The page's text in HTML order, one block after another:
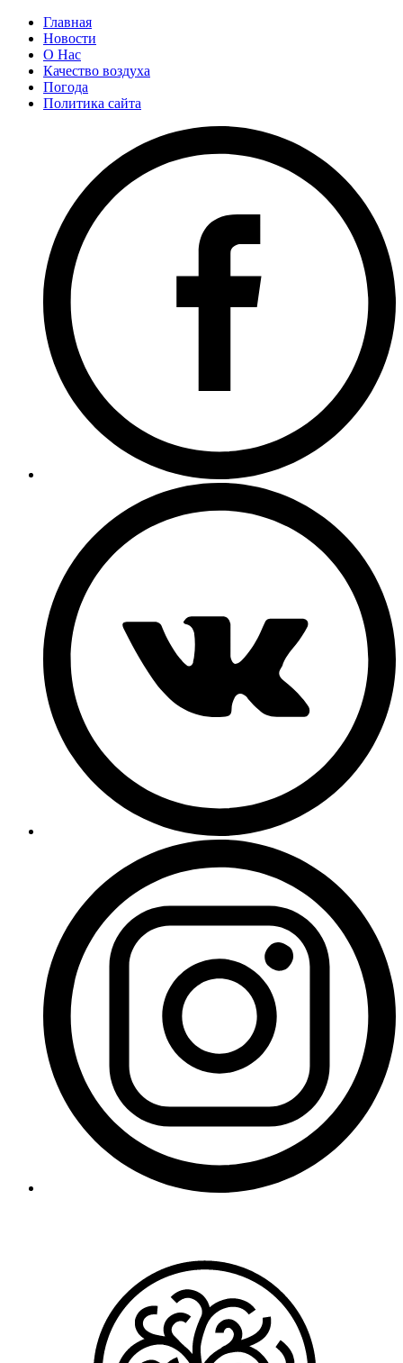
Главная
Новости
О Нас
Качество воздуха
Погода
Политика сайта